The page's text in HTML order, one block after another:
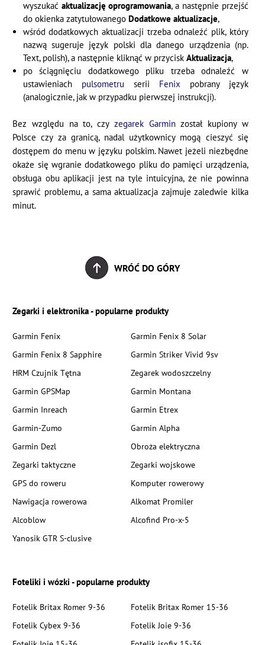
wyszukać aktualizację oprogramowania, a następnie przejść
do okienka zatytułowanego Dodatkowe aktualizacje,
wśród dodatkowych aktualizacji trzeba odnaleźć plik, który
nazwą sugeruje język polski dla danego urządzenia (np.
Text, polish), a następnie kliknąć w przycisk Aktualizacja,
po ściągnięciu dodatkowego pliku trzeba odnaleźć w
ustawieniach pulsometru serii Fenix pobrany język
(analogicznie, jak w przypadku pierwszej instrukcji).
Bez względu na to, czy zegarek Garminzostał kupiony w
Polsce czy za granicą, nadal użytkownicy mogą cieszyć się
dostępem do menu w języku polskim. Nawet jeżeli niezbędne
okaże się wgranie dodatkowego pliku do pamięci urządzenia,
obsługa obu aplikacji jest na tyle intuicyjna, że nie powinna
sprawić problemu, a sama aktualizacja zajmuje zaledwie kilka
minut.
WRÓĆ DO GÓRY
Zegarki i elektronika - popularne produkty
Garmin Fenix
Garmin Fenix 8 Solar
Garmin Fenix 8 Sapphire
Garmin Striker Vivid 9sv
HRM Czujnik Tętna
Zegarek wodoszczelny
Garmin GPSMap
Garmin Montana
Garmin Inreach
Garmin Etrex
Garmin-Zumo
Garmin Alpha
Garmin Dezl
Obroża elektryczna
Zegarki taktyczne
Zegarki wojskowe
GPS do roweru
Komputer rowerowy
Nawigacja rowerowa
Alkomat Promiler
Alcoblow
Alcofind Pro-x-5
Yanosik GTR S-clusive
Foteliki i wózki - popularne produkty
Fotelik Britax Romer 9-36
Fotelik Britax Romer 15-36
Fotelik Cybex 9-36
Fotelik Joie 9-36